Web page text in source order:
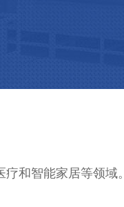
和智能家居等领域。